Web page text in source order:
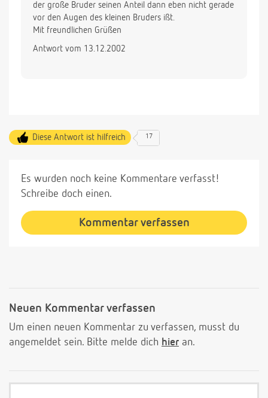
der große Bruder seinen Anteil dann eben nicht gerade
vor den Augen des kleinen Bruders ißt.
Mit freundlichen Grüßen
Antwort vom 13.12.2002
Diese Antwort ist hilfreich 17
Es wurden noch keine Kommentare verfasst!
Schreibe doch einen.
Kommentar verfassen
Neuen Kommentar verfassen
Um einen neuen Kommentar zu verfassen, musst du
angemeldet sein. Bitte melde dich hier an.